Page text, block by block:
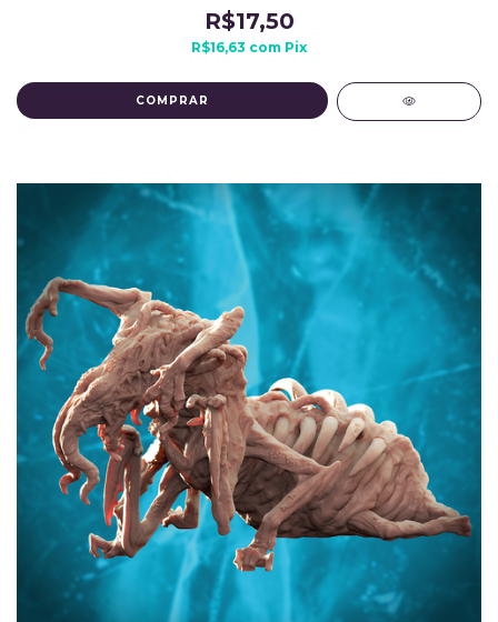
R$17,50
R$16,63 com Pix
COMPRAR